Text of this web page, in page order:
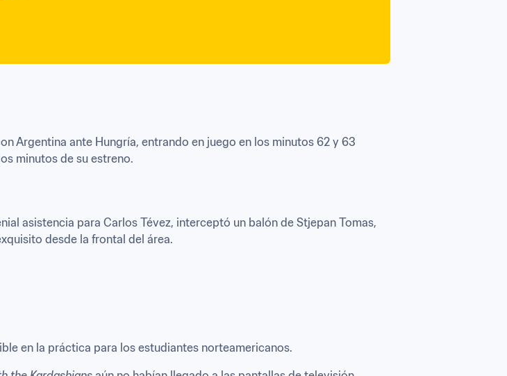
Argentina ante Hungría, entrando en juego en los minutos 62 y 63
minutos de su estreno.
asistencia para Carlos Tévez, interceptó un balón de Stjepan Tomas,
desde la frontal del área.
en la práctica para los estudiantes norteamericanos.